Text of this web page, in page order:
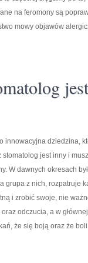
na feromony są
mowy objawów
innowacyjna dziedzina,
stomatolog jest inny i
W dawnych okresach
grupa z nich, rozpatruje
i zrobić swoje, nie
odczucia, a w
że się boją oraz że